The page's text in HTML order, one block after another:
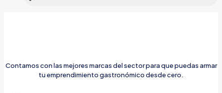
Contamos con las mejores marcas del sector para que puedas armar
tu emprendimiento gastronómico desde cero.